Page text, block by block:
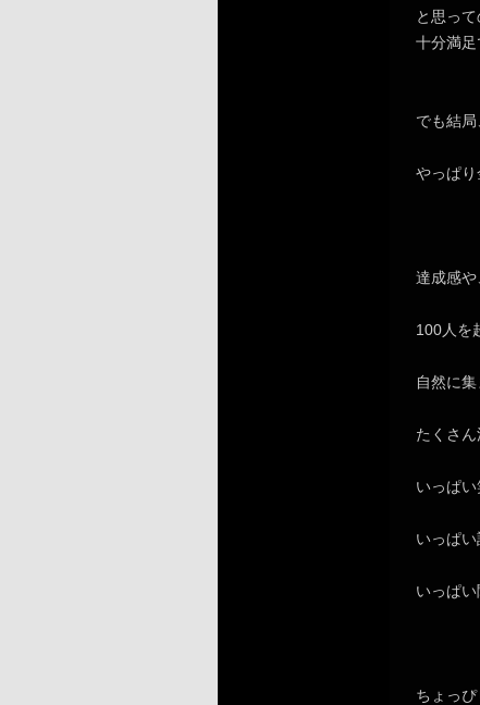
と思って
十分満足
でも結
やっぱり
達成感や
100人を
自然に
たくさ
いっぱい
いっぱい
いっぱい
ちょっ